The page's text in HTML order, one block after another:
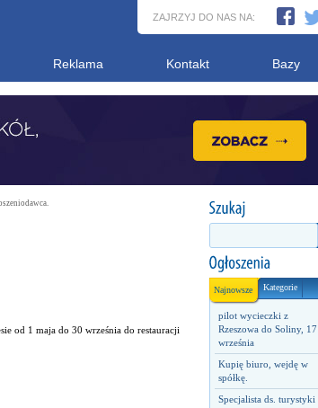
ZAJRZYJ DO NAS NA:
Reklama Kontakt Bazy
Najnowsze Kategorie
pilot wycieczki z
Rzeszowa do Soliny, 17
września
Kupię biuro, wejdę w
spółkę.
Specjalista ds. turystyki
od 1 maja do 30 września do restauracji